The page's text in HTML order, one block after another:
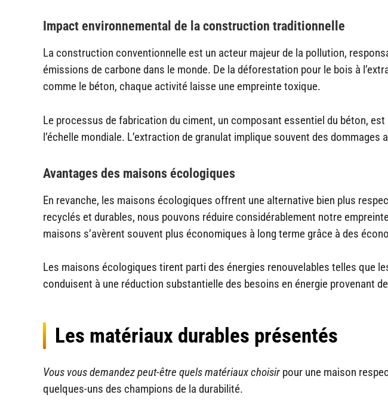
Impact environnemental de la construction traditionnelle
La construction conventionnelle est un acteur majeur de la pollution,
émissions de carbone dans le monde. De la déforestation pour le bois à
comme le béton, chaque activité laisse une empreinte toxique.
Le processus de fabrication du ciment, un composant essentiel du béton, est
l’échelle mondiale. L’extraction de granulat implique souvent des
Avantages des maisons écologiques
En revanche, les maisons écologiques offrent une alternative bien plus
recyclés et durables, nous pouvons réduire considérablement notre
maisons s’avèrent souvent plus économiques à long terme grâce à des
Les maisons écologiques tirent parti des énergies renouvelables telles que
conduisent à une réduction substantielle des besoins en énergie provenant
Les matériaux durables présentés
Vous vous demandez peut-être quels matériaux choisir pour une maison
quelques-uns des champions de la durabilité.